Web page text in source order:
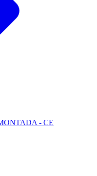
- CE